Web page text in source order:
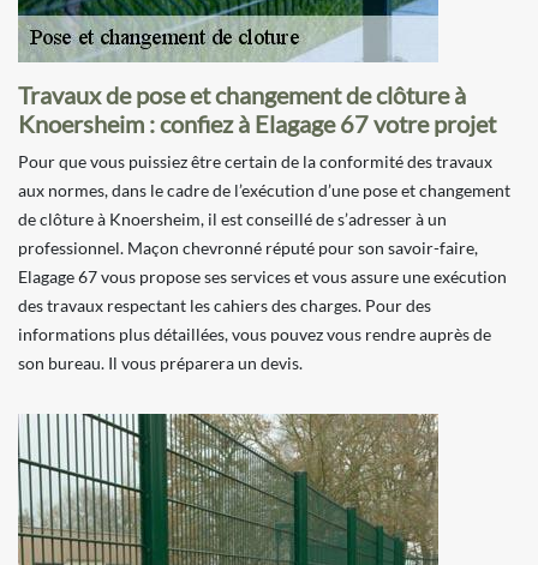
Travaux de pose et changement de clôture à
Knoersheim : confiez à Elagage 67 votre projet
Pour que vous puissiez être certain de la conformité des travaux
aux normes, dans le cadre de l’exécution d’une pose et changement
de clôture à Knoersheim, il est conseillé de s’adresser à un
professionnel. Maçon chevronné réputé pour son savoir-faire,
Elagage 67 vous propose ses services et vous assure une exécution
des travaux respectant les cahiers des charges. Pour des
informations plus détaillées, vous pouvez vous rendre auprès de
son bureau. Il vous préparera un devis.